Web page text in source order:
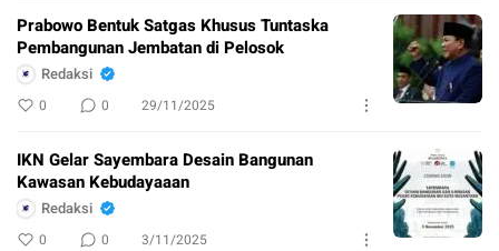
Prabowo Bentuk Satgas Khusus Tuntaska
Pembangunan Jembatan di Pelosok
Redaksi
0 0 29/11/2025
IKN Gelar Sayembara Desain Bangunan
Kawasan Kebudayaaan
Redaksi
0 0 3/11/2025